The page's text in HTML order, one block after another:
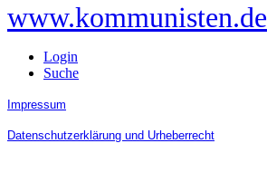
www.kommunisten.de
Login
Suche
Impressum
Datenschutzerklärung und Urheberrecht